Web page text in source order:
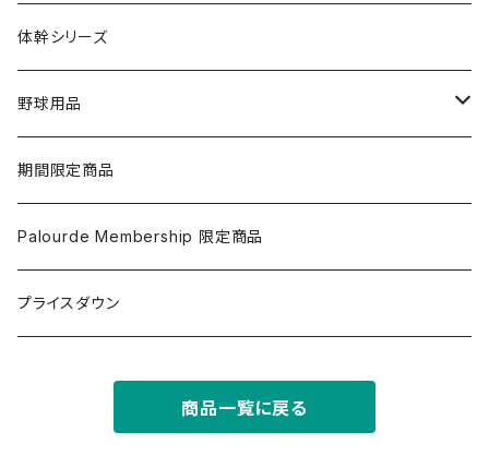
重心ソックス | ロング
体幹シリーズ
野球用品
メンテナンス用品
期間限定商品
Palourde Membership 限定商品
プライスダウン
商品一覧に戻る